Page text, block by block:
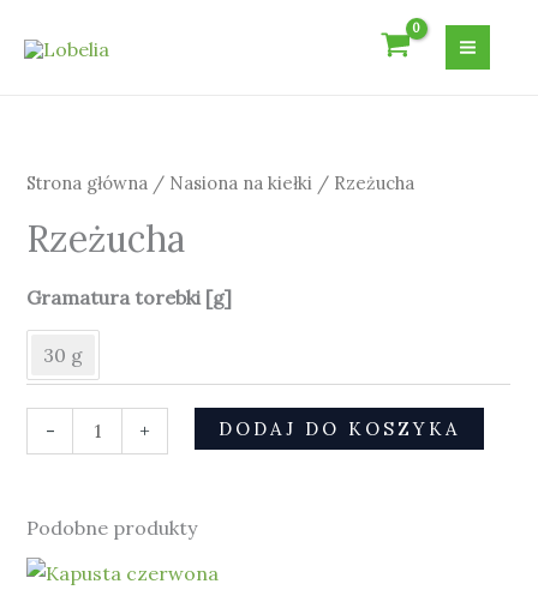
Strona główna / Nasiona na kiełki / Rzeżucha
Rzeżucha
Gramatura torebki [g]
30 g
- + DODAJ DO KOSZYKA
Podobne produkty